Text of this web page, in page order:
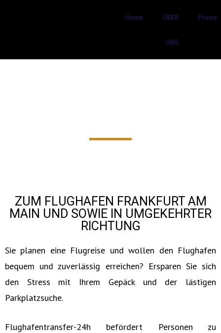
Home ÜBER
UNS
Preise
ZUM FLUGHAFEN FRANKFURT AM
MAIN UND SOWIE IN UMGEKEHRTER
RICHTUNG
Sie planen eine Flugreise und wollen den Flughafen
bequem und zuverlässig erreichen? Ersparen Sie sich
den Stress mit Ihrem Gepäck und der lästigen
Parkplatzsuche.
Flughafentransfer-24h befördert Personen zu